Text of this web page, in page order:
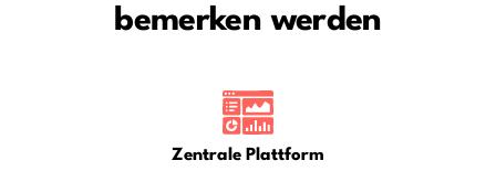
bemerken werden
Zentrale Plattform